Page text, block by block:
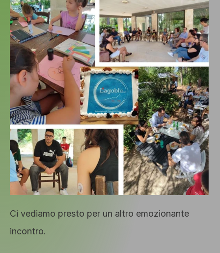
Ci vediamo presto per un altro emozionante
incontro.